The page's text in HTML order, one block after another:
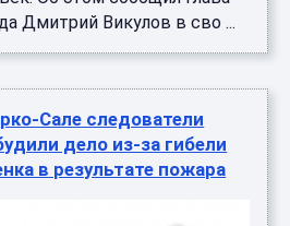
Дмитрий Викулов в сво ...
Сале следователи
дело из-за гибели
в результате пожара